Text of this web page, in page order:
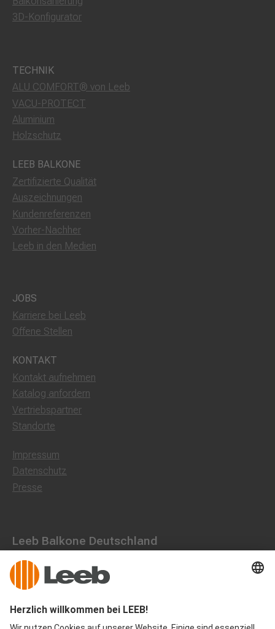
3D-Konfigurator
TECHNIK
ALU COMFORT® von Leeb
VACU-PROTECT
Aluminium
Holzschutz
LEEB BALKONE
Zertifizierte Qualität
Auszeichnungen
Kundenreferenzen
Vorher-Nachher
Leeb in den Medien
JOBS
Karriere bei Leeb
Offene Stellen
KONTAKT
Kontakt aufnehmen
Katalog anfordern
Vertriebspartner
Standorte
Impressum
Datenschutz
Presse
Leeb Balkone Deutschland
Dorfstraße 10, 85662 Hohenbrunn
0800 1801003
office@leeb-balkone.com